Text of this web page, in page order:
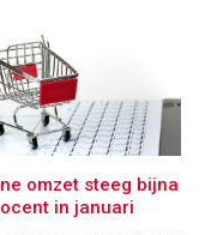
omzet steeg bijna
in januari